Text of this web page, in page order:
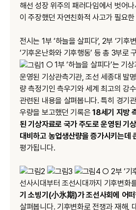
해선 성장 위주의 패러다임에서 벗어
이 주장했던 자연친화적 사고가 필요
전시는 1부 ‘하늘을 살피다’, 2부 ‘기후
‘기후온난화와 기후행동’ 등 총 3부로
○ 1부 ‘하늘을 살피다’는 기
운영된 기상관측기관, 조선 세종대 발
량 측정기인 측우기와 세계 최고의 강
관련된 내용을 살펴봅니다. 특히 경기
우량을 보고했던 기록은18세기 지방
된 기상자료로 국가 주도로 운영된 기
대비하고 농업생산량을 증가시키는데
평가됩니다.
○ 2부 ‘기
선사시대부터 조선시대까지 기후변화
기 소빙기(小氷期)가 조선사회에 어떠
살펴봅니다. 기후변화로 전쟁과 재해,